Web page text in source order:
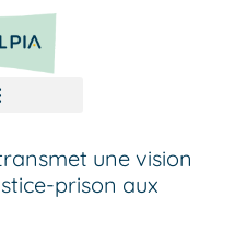
une vision
prison aux